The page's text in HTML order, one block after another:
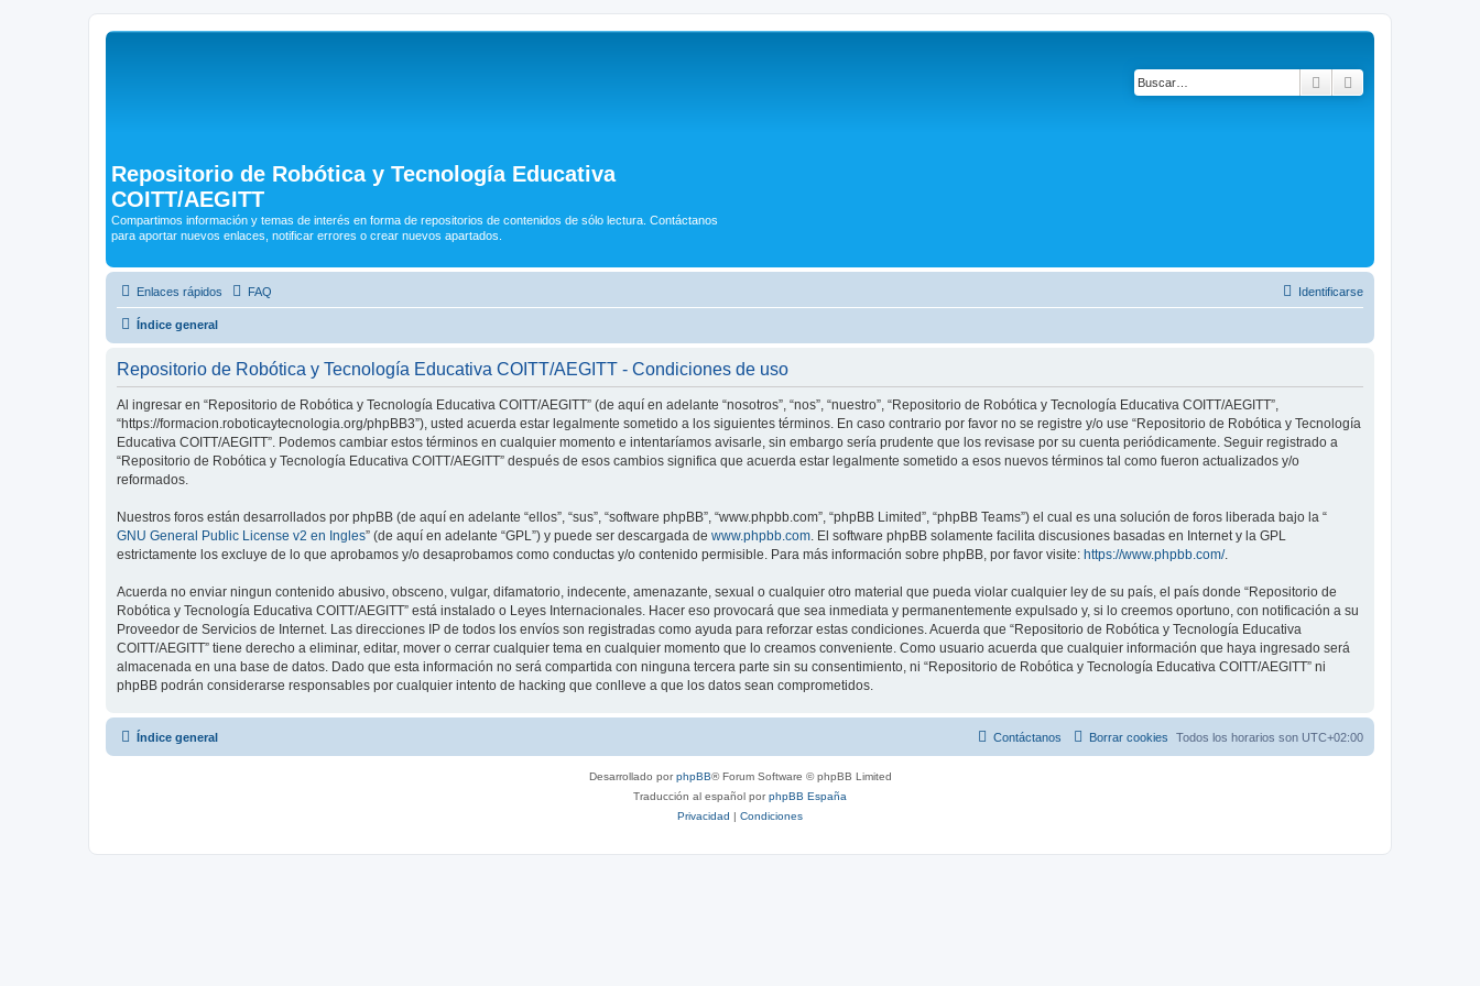
Repositorio de Robótica y Tecnología Educativa
COITT/AEGITT
Compartimos información y temas de interés en forma de repositorios de contenidos de sólo lectura. Contáctanos
para aportar nuevos enlaces, notificar errores o crear nuevos apartados.
Buscar
Enlaces rápidos FAQ Identificarse
Índice general
Repositorio de Robótica y Tecnología Educativa COITT/AEGITT - Condiciones de uso
Al ingresar en “Repositorio de Robótica y Tecnología Educativa COITT/AEGITT” (de aquí en adelante “nosotros”, “nos”, “nuestro”, “Repositorio de Robótica y Tecnología Educativa COITT/AEGITT”,
“https://formacion.roboticaytecnologia.org/phpBB3”), usted acuerda estar legalmente sometido a los siguientes términos. En caso contrario por favor no se registre y/o use “Repositorio de Robótica y Tecnología
Educativa COITT/AEGITT”. Podemos cambiar estos términos en cualquier momento e intentaríamos avisarle, sin embargo sería prudente que los revisase por su cuenta periódicamente. Seguir registrado a
“Repositorio de Robótica y Tecnología Educativa COITT/AEGITT” después de esos cambios significa que acuerda estar legalmente sometido a esos nuevos términos tal como fueron actualizados y/o
reformados.
Nuestros foros están desarrollados por phpBB (de aquí en adelante “ellos”, “sus”, “software phpBB”, “www.phpbb.com”, “phpBB Limited”, “phpBB Teams”) el cual es una solución de foros liberada bajo la “
GNU General Public License v2 en Ingles” (de aquí en adelante “GPL”) y puede ser descargada de www.phpbb.com . El software phpBB solamente facilita discusiones basadas en Internet y la GPL
estrictamente los excluye de lo que aprobamos y/o desaprobamos como conductas y/o contenido permisible. Para más información sobre phpBB, por favor visite: https://www.phpbb.com/.
Acuerda no enviar ningun contenido abusivo, obsceno, vulgar, difamatorio, indecente, amenazante, sexual o cualquier otro material que pueda violar cualquier ley de su país, el país donde “Repositorio de
Robótica y Tecnología Educativa COITT/AEGITT” está instalado o Leyes Internacionales. Hacer eso provocará que sea inmediata y permanentemente expulsado y, si lo creemos oportuno, con notificación a su
Proveedor de Servicios de Internet. Las direcciones IP de todos los envíos son registradas como ayuda para reforzar estas condiciones. Acuerda que “Repositorio de Robótica y Tecnología Educativa
COITT/AEGITT” tiene derecho a eliminar, editar, mover o cerrar cualquier tema en cualquier momento que lo creamos conveniente. Como usuario acuerda que cualquier información que haya ingresado será
almacenada en una base de datos. Dado que esta información no será compartida con ninguna tercera parte sin su consentimiento, ni “Repositorio de Robótica y Tecnología Educativa COITT/AEGITT” ni
phpBB podrán considerarse responsables por cualquier intento de hacking que conlleve a que los datos sean comprometidos.
Índice general Todos los horarios son UTC+02:00
Borrar cookies
Contáctanos
Desarrollado porphpBB® Forum Software © phpBB Limited
Traducción al español porphpBB España
Privacidad | Condiciones